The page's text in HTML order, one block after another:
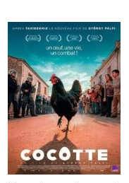
Economie
Services
Contacts